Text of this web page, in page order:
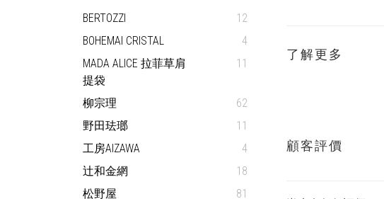
BERTOZZI
12
BOHEMAI CRISTAL
4
MADA ALICE 拉菲草肩
提袋
11
柳宗理
62
野田珐瑯
11
工房AIZAWA
4
辻和金網
18
松野屋
81
了解更多
顧客評價